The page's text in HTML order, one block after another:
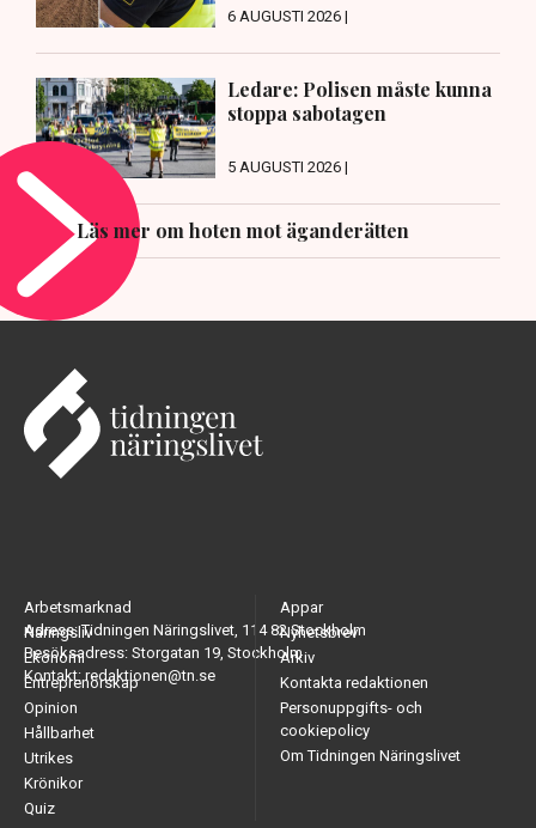
6 AUGUSTI 2026 |
Ledare: Polisen måste kunna
stoppa sabotagen
5 AUGUSTI 2026 |
Läs mer om hoten mot äganderätten
Adress: Tidningen Näringslivet, 114 82 Stockholm
Besöksadress: Storgatan 19, Stockholm
Kontakt: redaktionen@tn.se
Arbetsmarknad
Näringsliv
Ekonomi
Entreprenörskap
Opinion
Hållbarhet
Utrikes
Krönikor
Quiz
Appar
Nyhetsbrev
Arkiv
Kontakta redaktionen
Personuppgifts- och
cookiepolicy
Om Tidningen Näringslivet